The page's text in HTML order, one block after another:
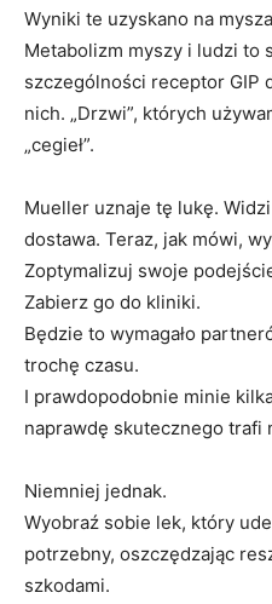
Wyniki te uzyskano na
Metabolizm myszy i ludzi to
szczególności receptor GIP
nich. „Drzwi”, których
„cegieł”.
Mueller uznaje tę lukę.
dostawa. Teraz, jak mówi,
Zoptymalizuj swoje
Zabierz go do kliniki.
Będzie to wymagało
trochę czasu.
I prawdopodobnie minie
naprawdę skutecznego trafi
Niemniej jednak.
Wyobraź sobie lek, który
potrzebny, oszczędzając
szkodami.